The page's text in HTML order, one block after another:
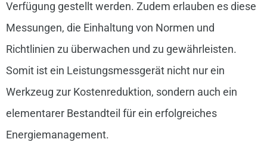
Verfügung gestellt werden. Zudem erlauben es diese
Messungen, die Einhaltung von Normen und
Richtlinien zu überwachen und zu gewährleisten.
Somit ist ein Leistungsmessgerät nicht nur ein
Werkzeug zur Kostenreduktion, sondern auch ein
elementarer Bestandteil für ein erfolgreiches
Energiemanagement.